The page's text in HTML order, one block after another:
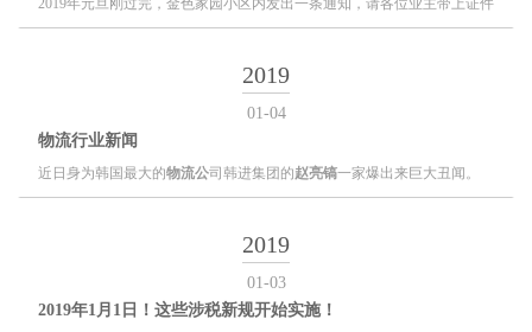
2019年元旦刚过完，金色家园小区内发出一条通知，请各位业主带上证件
到物业公司领钱。这是怎么回事呢？
2019
01-04
物流行业新闻
近日身为韩国最大的物流公司韩进集团的赵亮镐一家爆出来巨大丑闻。
2019
01-03
2019年1月1日！这些涉税新规开始实施！